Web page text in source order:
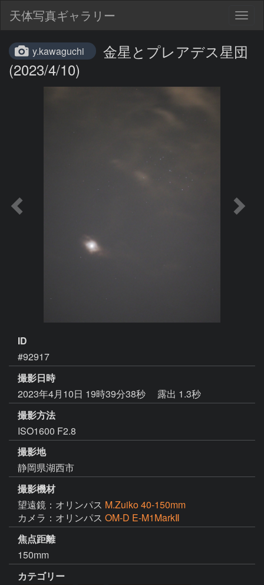
天体写真ギャラリー
y.kawaguchi
金星とプレアデス星団
(2023/4/10)
ID
#92917
撮影日時
2023年4月10日 19時39分38秒
露出 1.3秒
撮影方法
ISO1600 F2.8
撮影地
静岡県湖西市
撮影機材
望遠鏡：オリンパス M.Zuiko 40-150mm
カメラ：オリンパス OM-D E-M1MarkⅡ
焦点距離
150mm
カテゴリー